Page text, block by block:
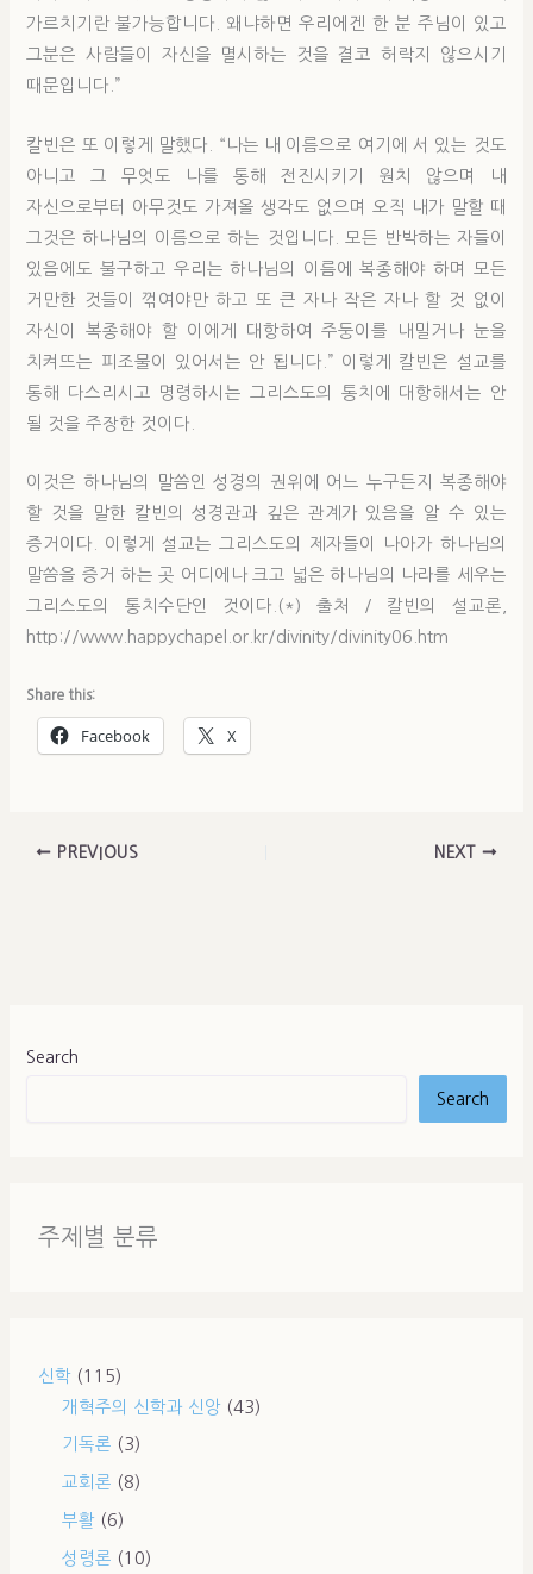
가르치기란 불가능합니다. 왜냐하면 우리에겐 한 분 주님이 있고
그분은 사람들이 자신을 멸시하는 것을 결코 허락지 않으시기
때문입니다.”
칼빈은 또 이렇게 말했다. “나는 내 이름으로 여기에 서 있는 것도
아니고 그 무엇도 나를 통해 전진시키기 원치 않으며 내
자신으로부터 아무것도 가져올 생각도 없으며 오직 내가 말할 때
그것은 하나님의 이름으로 하는 것입니다. 모든 반박하는 자들이
있음에도 불구하고 우리는 하나님의 이름에 복종해야 하며 모든
거만한 것들이 꺾여야만 하고 또 큰 자나 작은 자나 할 것 없이
자신이 복종해야 할 이에게 대항하여 주둥이를 내밀거나 눈을
치켜뜨는 피조물이 있어서는 안 됩니다.” 이렇게 칼빈은 설교를
통해 다스리시고 명령하시는 그리스도의 통치에 대항해서는 안
될 것을 주장한 것이다.
이것은 하나님의 말씀인 성경의 권위에 어느 누구든지 복종해야
할 것을 말한 칼빈의 성경관과 깊은 관계가 있음을 알 수 있는
증거이다. 이렇게 설교는 그리스도의 제자들이 나아가 하나님의
말씀을 증거 하는 곳 어디에나 크고 넓은 하나님의 나라를 세우는
그리스도의 통치수단인 것이다.(*) 출처 / 칼빈의 설교론,
http://www.happychapel.or.kr/divinity/divinity06.htm
Share this:
Facebook X
PREVIOUS NEXT
Search
Search
주제별 분류
신학 (115)
개혁주의 신학과 신앙 (43)
기독론 (3)
교회론 (8)
부활 (6)
성령론 (10)